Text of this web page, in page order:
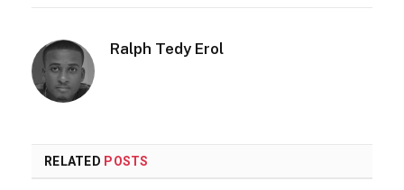
Ralph Tedy Erol
RELATED POSTS